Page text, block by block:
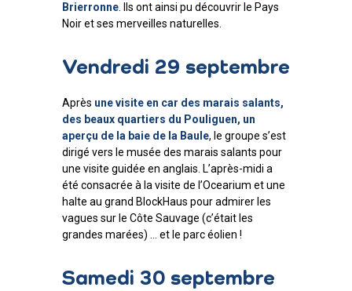
Brierronne . Ils ont ainsi pu découvrir le Pays
Noir et ses merveilles naturelles.
Vendredi 29 septembre
Après une visite en car des marais salants,
des beaux quartiers du Pouliguen, un
aperçu de la baie de la Baule, le groupe s’est
dirigé vers le musée des marais salants pour
une visite guidée en anglais. L’après-midi a
été consacrée à la visite de l’Ocearium et une
halte au grand BlockHaus pour admirer les
vagues sur le Côte Sauvage (c’était les
grandes marées) … et le parc éolien !
Samedi 30 septembre